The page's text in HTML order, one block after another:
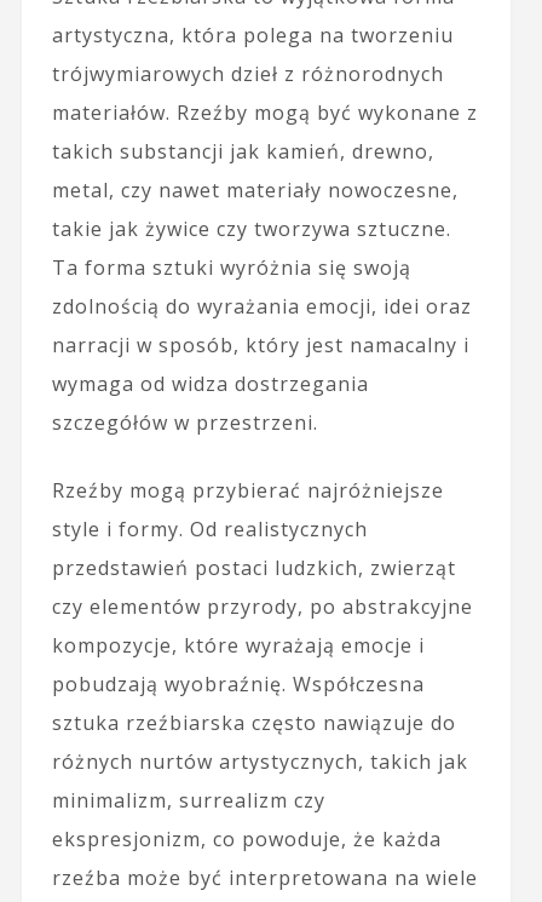
artystyczna, która polega na tworzeniu
trójwymiarowych dzieł z różnorodnych
materiałów. Rzeźby mogą być wykonane z
takich substancji jak kamień, drewno,
metal, czy nawet materiały nowoczesne,
takie jak żywice czy tworzywa sztuczne.
Ta forma sztuki wyróżnia się swoją
zdolnością do wyrażania emocji, idei oraz
narracji w sposób, który jest namacalny i
wymaga od widza dostrzegania
szczegółów w przestrzeni.
Rzeźby mogą przybierać najróżniejsze
style i formy. Od realistycznych
przedstawień postaci ludzkich, zwierząt
czy elementów przyrody, po abstrakcyjne
kompozycje, które wyrażają emocje i
pobudzają wyobraźnię. Współczesna
sztuka rzeźbiarska często nawiązuje do
różnych nurtów artystycznych, takich jak
minimalizm, surrealizm czy
ekspresjonizm, co powoduje, że każda
rzeźba może być interpretowana na wiele